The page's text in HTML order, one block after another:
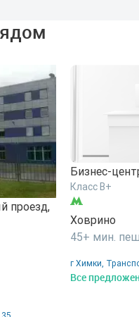
проезд,
Бизнес-
Класс B+
Ховрино
45+ мин.
г Химки,
Все